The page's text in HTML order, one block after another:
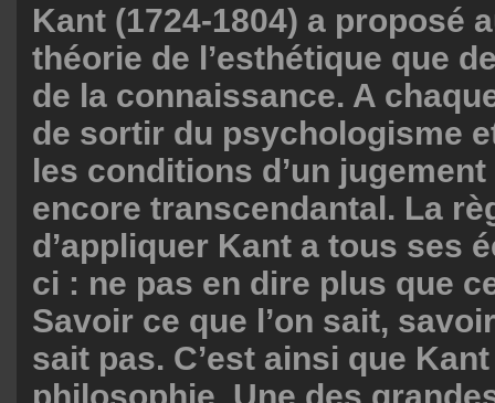
Kant (1724-1804) a proposé
théorie de l’esthétique que
de la connaissance. A
de sortir du psychologisme
les conditions d’un
encore transcendantal. La
d’appliquer Kant a tous ses
ci : ne pas en dire plus que
Savoir ce que l’on sait,
sait pas. C’est ainsi que
philosophie. Une des